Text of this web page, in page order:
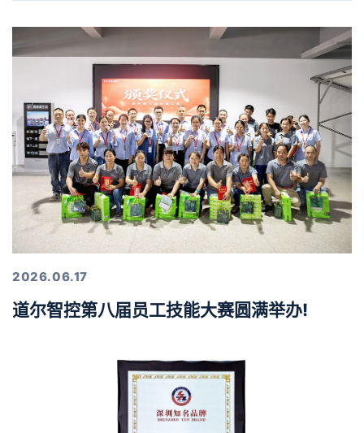
2026.06.17
道尔智控第八届员工技能大赛圆满举办!